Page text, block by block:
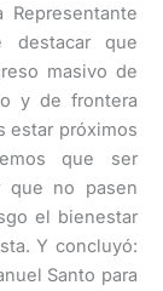
Representante
destacar que
masivo de
y de frontera
estar próximos
que ser
que no pasen
el bienestar
Y concluyó:
Santo para